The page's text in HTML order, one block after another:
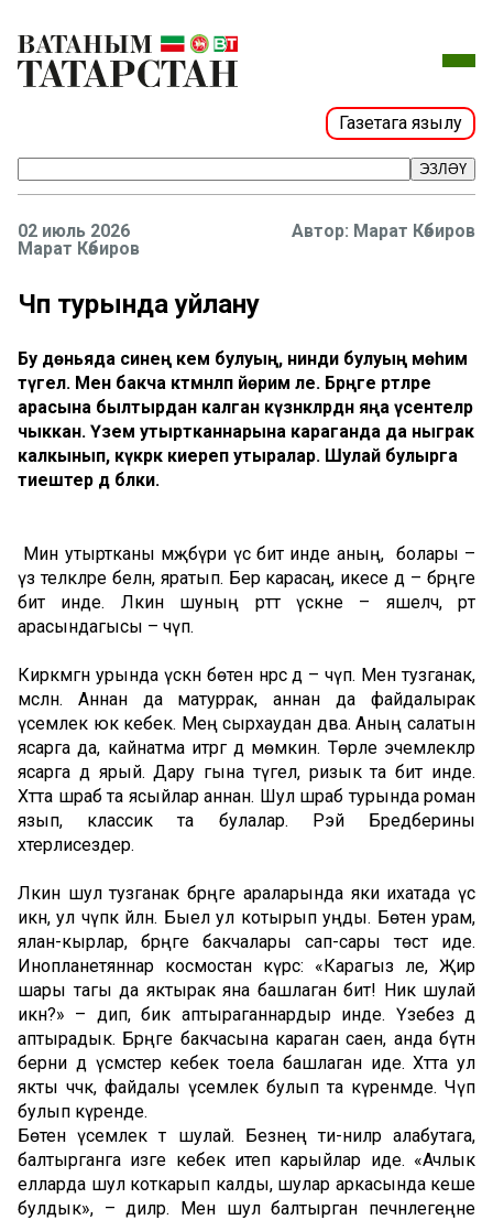
Газетага язылу
ЭЗЛӘҮ
02 июль 2026
Марат Кәбиров
Марат Кәбиров
Чүп турында уйлану
Бу дөньяда синең кем булуың, нинди булуың мөһим
түгел. Менә бакча кәтмәнләп йөрим әле. Бәрәңге рәтләре
арасына былтырдан калган күзәнәкләрдән яңа үсентеләр
чыккан. Үзем утыртканнарына караганда да ныграк
калкынып, күкрәк киереп утыралар. Шулай булырга
тиештер дә бәлки.
Мин утыртканы мәҗбүри үсә бит инде аның, ә болары –
үз теләкләре белән, яратып. Бер карасаң, икесе дә – бәрәңге
бит инде. Ләкин шуның рәттә үскәне – яшелчә, рәт
арасындагысы – чүп.
Кирәкмәгән урында үскән бөтен нәрсә дә – чүп. Менә тузганак,
мәсәлән. Аннан да матуррак, аннан да файдалырак
үсемлек юк кебек. Мең сырхаудан дәва. Аның салатын
ясарга да, кайнатма итәргә дә мөмкин. Төрле эчемлекләр
ясарга дә ярый. Дару гына түгел, ризык та бит инде.
Хәтта шәраб та ясыйлар аннан. Шул шәраб турында роман
язып, классик та булалар. Рэй Бредберины
хәтерлисездер.
Ләкин шул тузганак бәрәңге араларында яки ихатада үсә
икән, ул чүпкә әйләнә. Быел ул котырып уңды. Бөтен урам,
ялан-кырлар, бәрәңге бакчалары сап-сары төстә иде.
Инопланетяннар космостан күрсә: «Карагыз әле, Җир
шары тагы да яктырак яна башлаган бит! Ник шулай
икән?» – дип, бик аптыраганнардыр инде. Үзебез дә
аптырадык. Бәрәңге бакчасына караган саен, анда бүтән
берни дә үсмәстер кебек тоела башлаган иде. Хәтта ул
якты чәчәк, файдалы үсемлек булып та күренмәде. Чүп
булып күренде.
Бөтен үсемлек тә шулай. Безнең әти-әниләр алабутага,
балтырганга изге кебек итеп карыйлар иде. «Ачлык
елларда шул коткарып калды, шулар аркасында кеше
булдык», – диләр. Менә шул балтырган печәнлегеңне